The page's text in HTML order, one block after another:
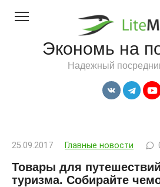
Экономь на
Надежный
25.09.2017 Главные новости
Товары для
туризма. Собирайте